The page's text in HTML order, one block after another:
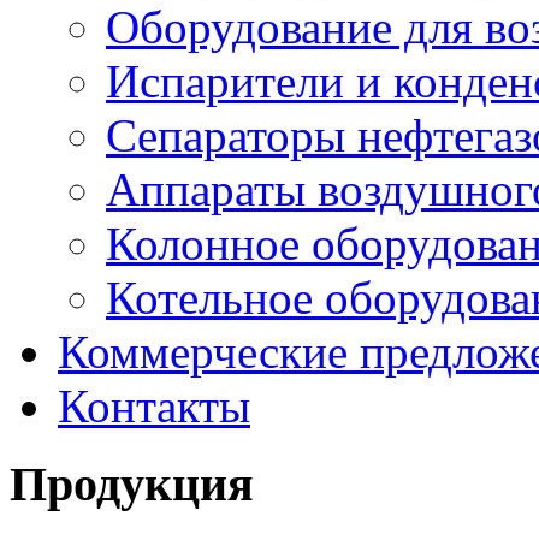
Оборудование для
Испарители и
Сепараторы
Аппараты
Колонное
Котельное
Коммерческие
Контакты
Продукция